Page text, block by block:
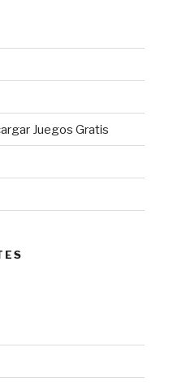
Juegos Gratis